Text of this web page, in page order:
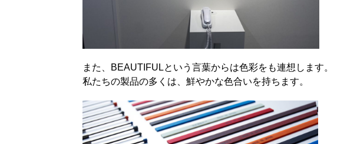
また、BEAUTIFULという言葉からは色彩をも連想します。
私たちの製品の多くは、鮮やかな色合いを持ちます。